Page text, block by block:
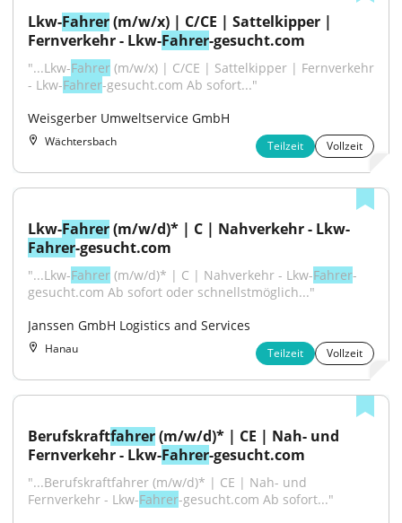
Lkw-Fahrer (m/w/x) | C/CE | Sattelkipper |
Fernverkehr - Lkw-Fahrer-gesucht.com
"...Lkw-Fahrer (m/w/x) | C/CE | Sattelkipper | Fernverkehr
- Lkw-Fahrer-gesucht.com Ab sofort..."
Weisgerber Umweltservice GmbH
Wächtersbach Teilzeit Vollzeit
Lkw-Fahrer (m/w/d)* | C | Nahverkehr - Lkw-
Fahrer-gesucht.com
"...Lkw-Fahrer (m/w/d)* | C | Nahverkehr - Lkw-Fahrer-
gesucht.com Ab sofort oder schnellstmöglich..."
Janssen GmbH Logistics and Services
Hanau Teilzeit Vollzeit
Berufskraftfahrer (m/w/d)* | CE | Nah- und
Fernverkehr - Lkw-Fahrer-gesucht.com
"...Berufskraftfahrer (m/w/d)* | CE | Nah- und
Fernverkehr - Lkw-Fahrer-gesucht.com Ab sofort..."